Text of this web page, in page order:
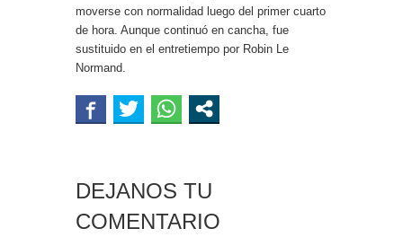
moverse con normalidad luego del primer cuarto
de hora. Aunque continuó en cancha, fue
sustituido en el entretiempo por Robin Le
Normand.
DEJANOS TU
COMENTARIO